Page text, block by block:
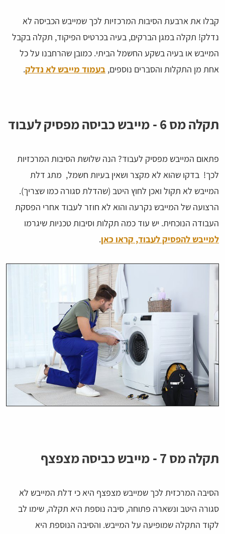
קבלו את ארבעת הסיבות המרכזיות לכך שמייבש הכביסה לא
נדלק! תקלה במגן הברקים, בעיה בכרטיס הפיקוד, תקלה בקבל
המייבש או בעיה בשקע החשמל הביתי. כמובן שהרחבנו על כל
אחת מן התקלות והסברים נוספים, בעמוד מייבש לא נדלק.
תקלה מס 6 - מייבש כביסה מפסיק לעבוד
פתאום המייבש מפסיק לעבוד? הנה שלושת הסיבות המרכזיות
לכך! בדקו שהוא לא מקצר ושאין בעיות חשמל, מתג דלת
המייבש לא תקול ואכן לחוץ היטב (שהדלת סגורה כמו שצריך).
הרצועה של המייבש נקרעה והוא לא חוזר לעבוד אחרי הפסקת
העבודה הנוכחית. יש עוד כמה תקלות וסיבות טכניות שיגרמו
למייבש להפסיק לעבוד, קראו כאן.
תקלה מס 7 - מייבש כביסה מצפצף
הסיבה המרכזית לכך שמייבש מצפצף היא כי דלת המייבש לא
סגורה היטב ונשארה פתוחה, סיבה נוספת היא תקלה, שימו לב
לקוד התקלה שמופיעה על המייבש. והסיבה הנוספת היא